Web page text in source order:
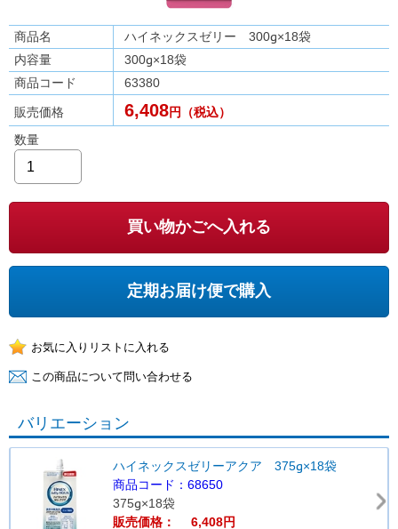
商品名
ハイネックスゼリー 300g×18袋
内容量
300g×18袋
商品コード
63380
販売価格 6,408円（税込）
数量
買い物かごへ入れる
定期お届け便で購入
バリエーション
ハイネックスゼリーアクア 375g×18袋
商品コード：68650
375g×18袋
販売価格： 6,408円